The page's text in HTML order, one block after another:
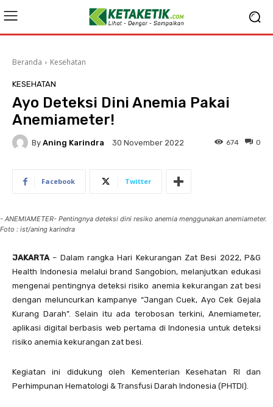
Beranda Kesehatan
KESEHATAN
Ayo Deteksi Dini Anemia Pakai
Anemiameter!
By Aning Karindra 30 November 2022 0
674
Facebook Twitter
- ANEMIAMETER- Pentingnya deteksi dini resiko anemia menggunakan anemiameter.
Foto : ist/aning karindra
JAKARTA– Dalam rangka Hari Kekurangan Zat Besi 2022, P&G
Health Indonesia melalui brand Sangobion, melanjutkan edukasi
mengenai pentingnya deteksi risiko anemia kekurangan zat besi
dengan meluncurkan kampanye “Jangan Cuek, Ayo Cek Gejala
Kurang Darah”. Selain itu ada terobosan terkini, Anemiameter,
aplikasi digital berbasis web pertama di Indonesia untuk deteksi
risiko anemia kekurangan zat besi.
Kegiatan ini didukung oleh Kementerian Kesehatan RI dan
Perhimpunan Hematologi & Transfusi Darah Indonesia (PHTDI).